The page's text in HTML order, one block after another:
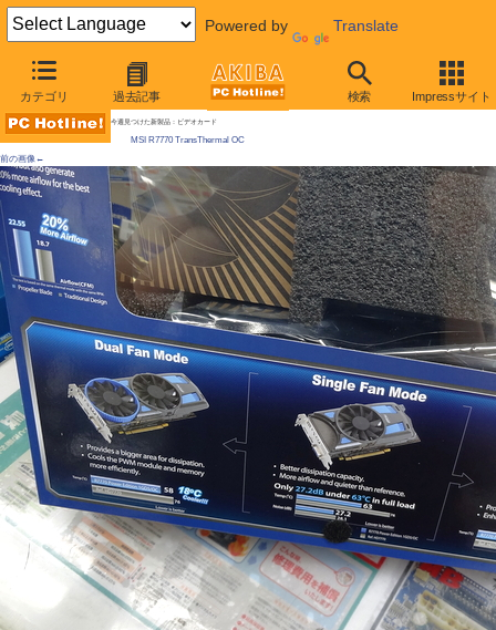
Powered by Translate
カテゴリ 過去記事 検索 Impressサイト
AKIBA PC Hotline!
[拡大画像]ファン組換えで冷却モードを3段変更、MSI製ビデオカードが発売 Radeon HD 7770
今週見つけた新製品：ビデオカード
MSI R7770 TransThermal OC
前の画像←